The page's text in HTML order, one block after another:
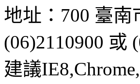
地址：700 臺
(06)2110900 或
建議